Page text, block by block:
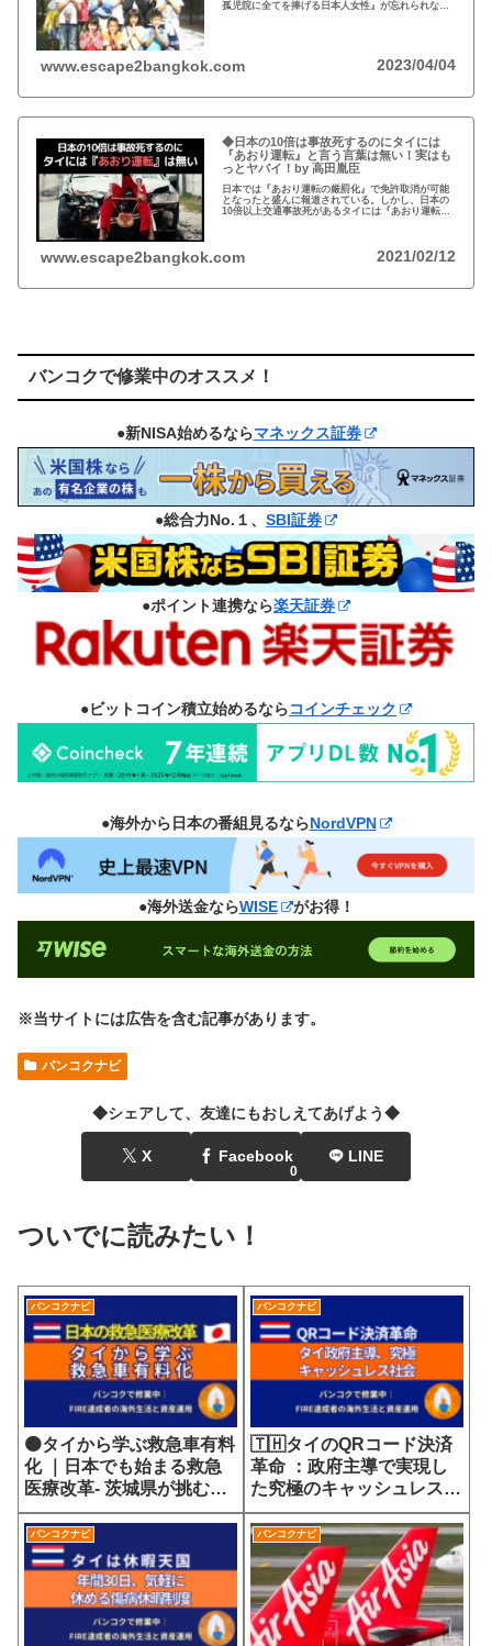
孤児院に全てを捧げる日本人女性』が忘れられな
www.escape2bangkok.com 2023/04/04
◆日本の10倍は事故死するのにタイには
『あおり運転』と言う言葉は無い！実はも
っとヤバイ！by 高田胤臣
日本では『あおり運転の厳罰化』で免許取消が可能
となったと盛んに報道されている。しかし、日本の
10倍以上交通事故死があるタイには『あおり運転』
www.escape2bangkok.com 2021/02/12
バンコクで修業中のオススメ！
●新NISA始めるならマネックス証券
●総合力No.１、 SBI証券
●ポイント連携なら楽天証券
●ビットコイン積立始めるならコインチェック
●海外から日本の番組見るならNordVPN
●海外送金ならWISE がお得！
※当サイトには広告を含む記事があります。
バンコクナビ
◆シェアして、友達にもおしえてあげよう◆
X Facebook
0
LINE
ついでに読みたい！
バンコクナビ
🟠タイから学ぶ救急車有料
化 ｜日本でも始まる救急
医療改革- 茨城県が挑む
7700円の選定療養費が示
す医療サービスの未来
バンコクナビ
🇹🇭タイのQRコード決済
革命 ：政府主導で実現し
た究極のキャッシュレス社
会
バンコクナビ バンコクナビ